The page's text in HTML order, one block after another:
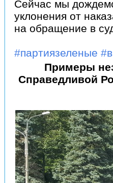
Сейчас мы
уклонения от
на обращение в
#партиязеленые
Примеры
Справедливой